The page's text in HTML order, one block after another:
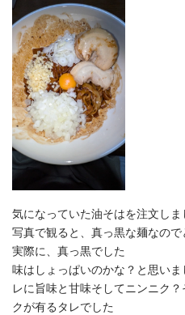
気になっていた油そはを注文しま
写真で観ると、真っ黒な麺なの
実際に、真っ黒でした
味はしょっぱいのかな？と思い
レに旨味と甘味そしてニンニク
クが有るタレでした